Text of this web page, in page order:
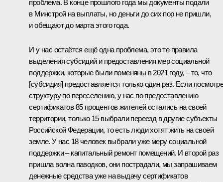
проблема. В конце прошлого года мы документы подали
в Минстрой на выплаты, но деньги до сих пор не пришли,
и обещают до марта этого года.
И у нас остаётся ещё одна проблема, это те правила
выделения субсидий и предоставления мер социальной
поддержки, которые были поменяны в 2021 году, – то, что
[субсидия] предоставляется только один раз. Если
структуру по переселению, у нас по предоставлению
сертификатов 85 процентов жителей остались на своей
территории, только 15 выбрали переезд в другие субъекты
Российской Федерации, то есть люди хотят жить на своей
земле. У нас 18 человек выбрали уже меру социальной
поддержки – капитальный ремонт помещений. И второй раз
пришла волна паводков, они пострадали, мы запрашиваем
денежные средства уже на выдачу сертификатов